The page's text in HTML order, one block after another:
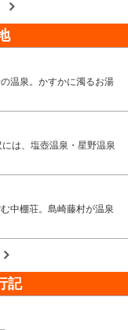
温泉。かすかに濁るお湯
は、塩壺温泉・星野温泉
中棚荘。島崎藤村が温泉
記